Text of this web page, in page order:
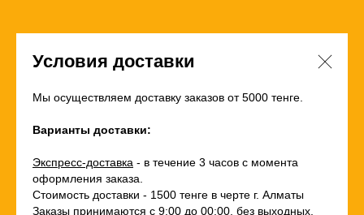
Условия доставки
Мы осуществляем доставку заказов от 5000 тенге.
Варианты доставки:
Экспресс-доставка - в течение 3 часов с момента
оформления заказа.
Стоимость доставки - 1500 тенге в черте г. Алматы
Заказы принимаются с 9:00 до 00:00, без выходных.